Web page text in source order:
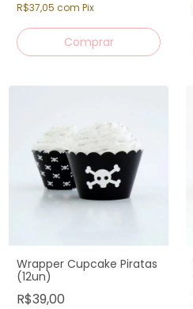
R$37,05 com Pix
Wrapper Cupcake Piratas
(12un)
R$39,00